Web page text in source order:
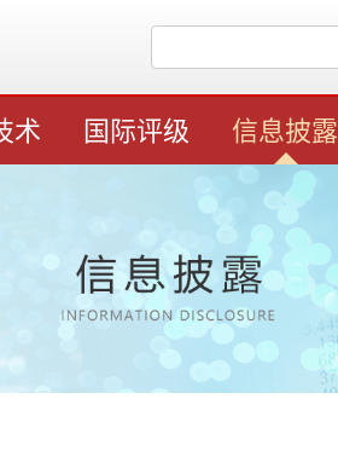
术 国际评级 信息披露